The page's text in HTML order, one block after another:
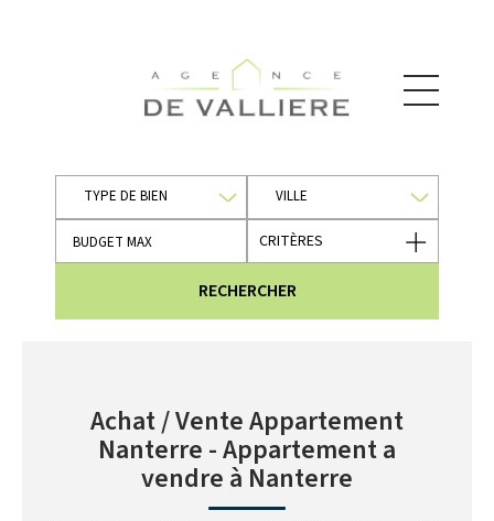
TYPE DE BIEN VILLE
CRITÈRES
RECHERCHER
Achat / Vente Appartement
Nanterre - Appartement a
vendre à Nanterre